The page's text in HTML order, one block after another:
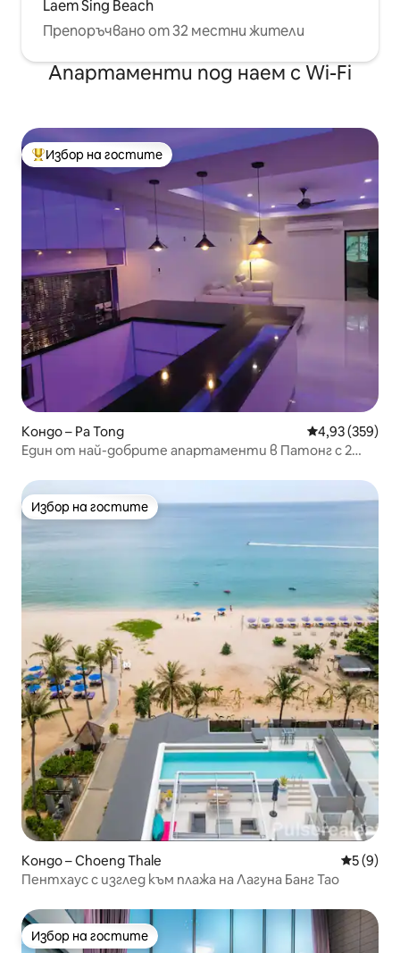
Laem Sing Beach
Препоръчвано от 32 местни жители
Апартаменти под наем с Wi-Fi
Най-популярен избор на гостите
Избор на гостите
Кондо – Pa Tong Средна
4,93 (359)
Един от най-добрите апартаменти в Патонг с 2
Избор на гостите
Избор на гостите
Кондо – Choeng Thale Средна
5 (9)
Пентхаус с изглед към плажа на Лагуна Банг Тао
Избор на гостите
Избор на гостите